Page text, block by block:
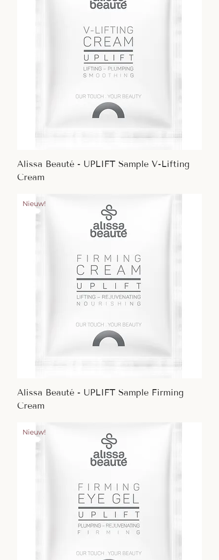
Alissa Beauté - UPLIFT Sample V-Lifting
Cream
Nieuw!
Alissa Beauté - UPLIFT Sample Firming
Cream
Nieuw!